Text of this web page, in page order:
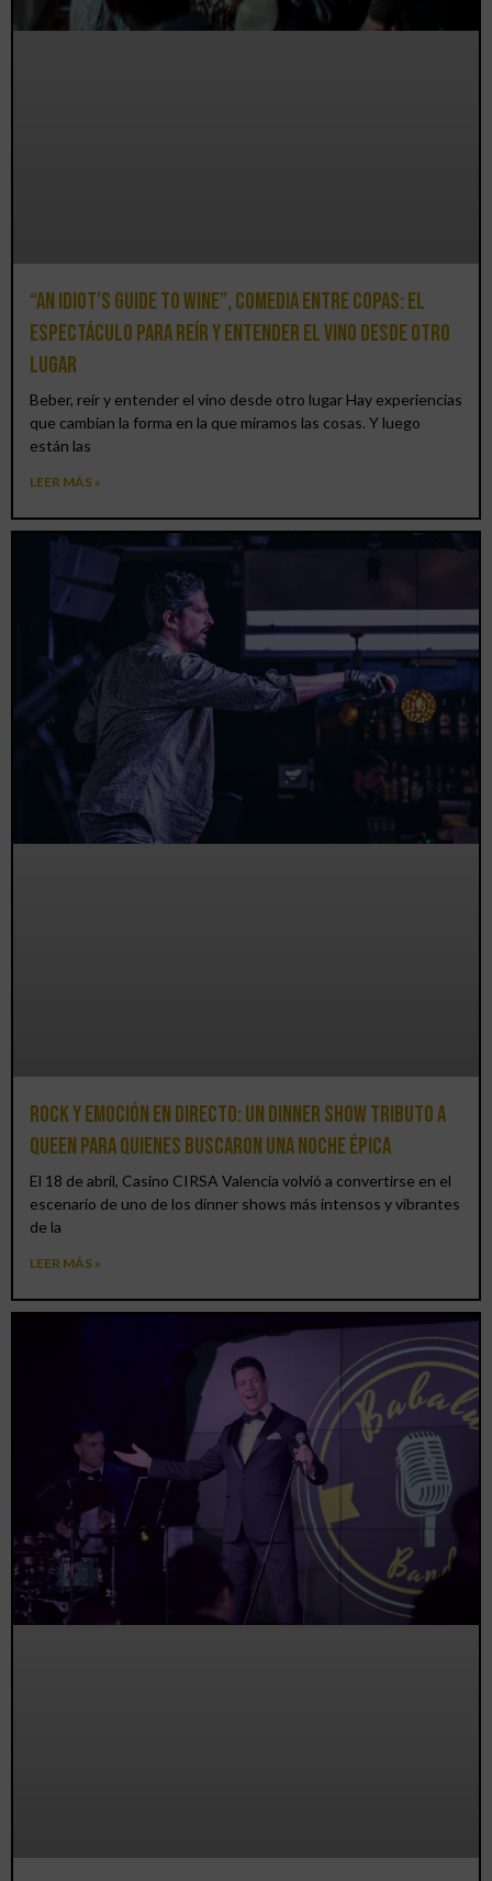
“An Idiot’s Guide to Wine”, comedia entre copas: el
espectáculo para reír y entender el vino desde otro
lugar
Beber, reír y entender el vino desde otro lugar Hay experiencias
que cambian la forma en la que miramos las cosas. Y luego
están las
LEER MÁS »
Rock y emoción en directo: un Dinner Show Tributo a
Queen para quienes buscaron una noche épica
El 18 de abril, Casino CIRSA Valencia volvió a convertirse en el
escenario de uno de los dinner shows más intensos y vibrantes
de la
LEER MÁS »